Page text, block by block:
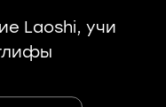
Laoshi, учи